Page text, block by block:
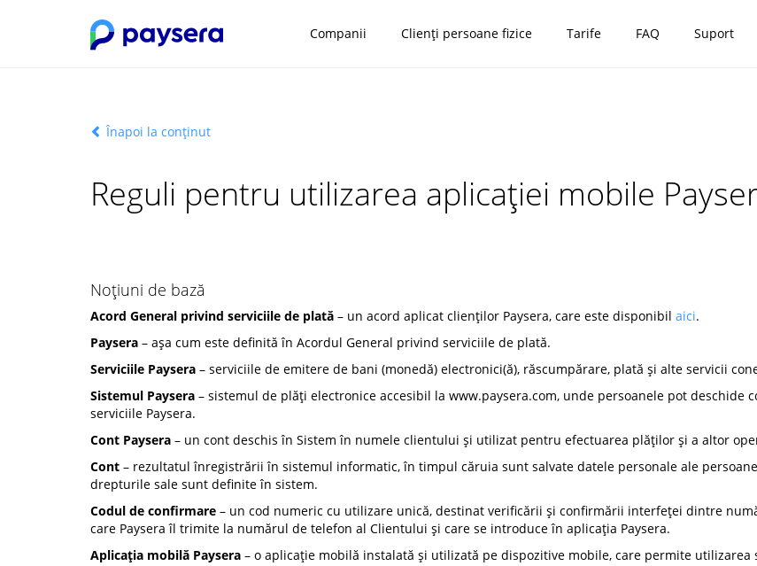
Companii Clienți persoane fizice Tarife FAQ Suport
Înapoi la conținut
Reguli pentru utilizarea aplicației mobile
Noțiuni de bază
Acord General privind serviciile de plată – un acord aplicat clienților Paysera, care este disponibil aici.
Paysera – așa cum este definită în Acordul General privind serviciile de plată.
Serviciile Paysera – serviciile de emitere de bani (monedă) electronici(ă), răscumpărare, plată și alte servicii
Sistemul Paysera – sistemul de plăți electronice accesibil la www.paysera.com, unde persoanele pot deschide
serviciile Paysera.
Cont Paysera – un cont deschis în Sistem în numele clientului și utilizat pentru efectuarea plăților și a altor
Cont – rezultatul înregistrării în sistemul informatic, în timpul căruia sunt salvate datele personale ale
drepturile sale sunt definite în sistem.
Codul de confirmare – un cod numeric cu utilizare unică, destinat verificării și confirmării interfeței dintre
care Paysera îl trimite la numărul de telefon al Clientului și care se introduce în aplicația Paysera.
Aplicația mobilă Paysera – o aplicație mobilă instalată și utilizată pe dispozitive mobile, care permite utilizarea